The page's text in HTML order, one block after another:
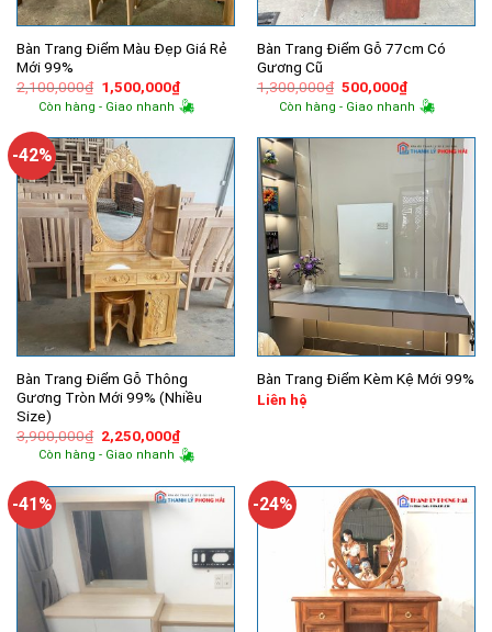
Bàn Trang Điểm Màu Đẹp Giá Rẻ
Mới 99%
2,100,000₫ Giá
gốc
là:
1,500,000₫Giá
hiện
tại
1,500,000₫.
Còn hàng - Giao nhanh
Bàn Trang Điểm Gỗ 77cm Có
Gương Cũ
1,300,000₫ Giá
gốc
là:
500,000₫Giá
hiện
tại
500,000₫.
Còn hàng - Giao nhanh
-42%
Bàn Trang Điểm Gỗ Thông
Gương Tròn Mới 99% (Nhiều
Size)
3,900,000₫ Giá
gốc
là:
2,250,000₫Giá
hiện
tại
2,250,000₫.
Còn hàng - Giao nhanh
Bàn Trang Điểm Kèm Kệ Mới 99%
Liên hệ
-41% -24%